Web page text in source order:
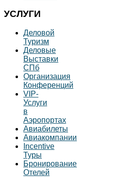
УСЛУГИ
Деловой
Туризм
Деловые
Выставки
СПб
Организация
Конференций
VIP-
Услуги
в
Аэропортах
Авиабилеты
Авиакомпании
Incentive
Туры
Бронирование
Отелей